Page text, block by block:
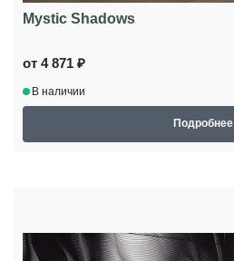
Mystic Shadows
от 4 871 ₽
В наличии
Подробнее